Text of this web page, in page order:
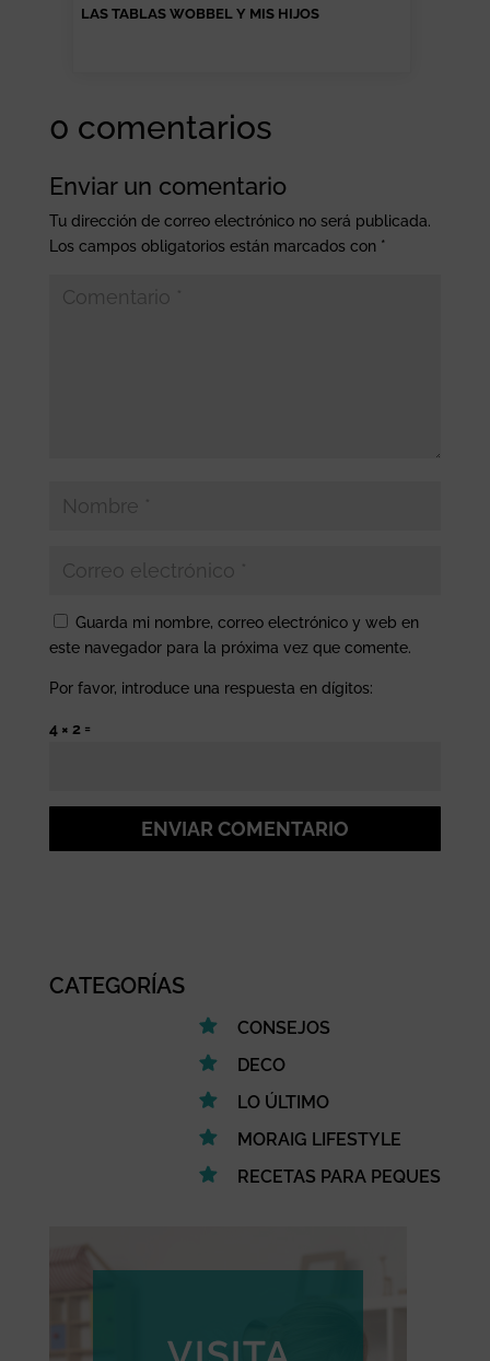
LAS TABLAS WOBBEL Y MIS HIJOS
0 comentarios
Enviar un comentario
Tu dirección de correo electrónico no será publicada.
Los campos obligatorios están marcados con *
Guarda mi nombre, correo electrónico y web en
este navegador para la próxima vez que comente.
Por favor, introduce una respuesta en dígitos:
4 × 2 =
ENVIAR COMENTARIO
CATEGORÍAS
CONSEJOS
DECO
LO ÚLTIMO
MORAIG LIFESTYLE
RECETAS PARA PEQUES